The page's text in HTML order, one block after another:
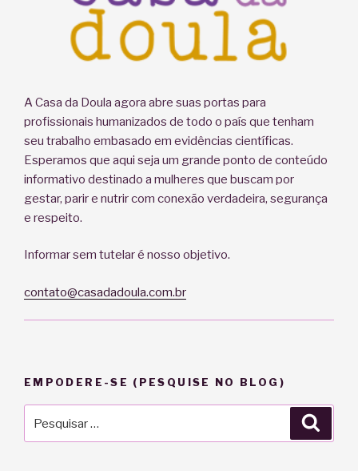
A Casa da Doula agora abre suas portas para
profissionais humanizados de todo o país que tenham
seu trabalho embasado em evidências científicas.
Esperamos que aqui seja um grande ponto de conteúdo
informativo destinado a mulheres que buscam por
gestar, parir e nutrir com conexão verdadeira, segurança
e respeito.
Informar sem tutelar é nosso objetivo.
contato@casadadoula.com.br
EMPODERE-SE (PESQUISE NO BLOG)